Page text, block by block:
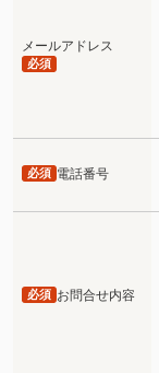
メールアドレス
必須
電話番号
必須
お問合せ内容
必須